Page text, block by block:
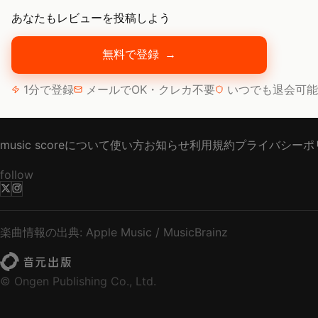
あなたもレビューを投稿しよう
無料で登録 →
1分で登録 メールでOK・クレカ不要 いつでも退会可能
music scoreについて使い方お知らせ利用規約プライバシーポ
follow
楽曲情報の出典: Apple Music / MusicBrainz
© Ongen Publishing Co., Ltd.